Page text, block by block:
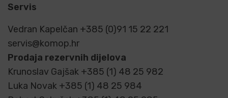
Servis
Vedran Kapelčan +385 (0)91 15 22 221
servis@komop.hr
Prodaja rezervnih dijelova
Krunoslav Gajšak +385 (1) 48 25 982
Luka Novak +385 (1) 48 25 984